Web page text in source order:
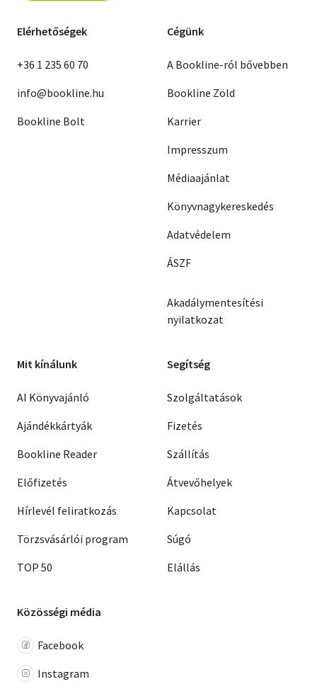
Elérhetőségek
+36 1 235 60 70
info@bookline.hu
Bookline Bolt
Cégünk
A Bookline-ról bővebben
Bookline Zöld
Karrier
Impresszum
Médiaajánlat
Könyvnagykereskedés
Adatvédelem
ÁSZF
Akadálymentesítési
nyilatkozat
Mit kínálunk
AI Könyvajánló
Ajándékkártyák
Bookline Reader
Előfizetés
Hírlevél feliratkozás
Törzsvásárlói program
TOP 50
Segítség
Szolgáltatások
Fizetés
Szállítás
Átvevőhelyek
Kapcsolat
Súgó
Elállás
Közösségi média
Facebook
Instagram